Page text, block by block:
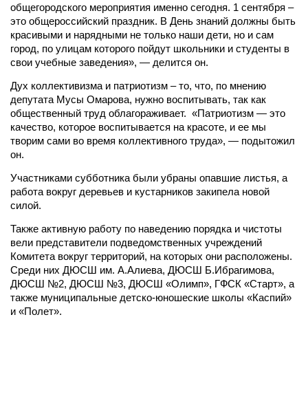
общегородского мероприятия именно сегодня. 1 сентября –
это общероссийский праздник. В День знаний должны быть
красивыми и нарядными не только наши дети, но и сам
город, по улицам которого пойдут школьники и студенты в
свои учебные заведения», — делится он.
Дух коллективизма и патриотизм – то, что, по мнению
депутата Мусы Омарова, нужно воспитывать, так как
общественный труд облагораживает. «Патриотизм — это
качество, которое воспитывается на красоте, и ее мы
творим сами во время коллективного труда», — подытожил
он.
Участниками субботника были убраны опавшие листья, а
работа вокруг деревьев и кустарников закипела новой
силой.
Также активную работу по наведению порядка и чистоты
вели представители подведомственных учреждений
Комитета вокруг территорий, на которых они расположены.
Среди них ДЮСШ им. А.Алиева, ДЮСШ Б.Ибрагимова,
ДЮСШ №2, ДЮСШ №3, ДЮСШ «Олимп», ГФСК «Старт», а
также муниципальные детско-юношеские школы «Каспий»
и «Полет».